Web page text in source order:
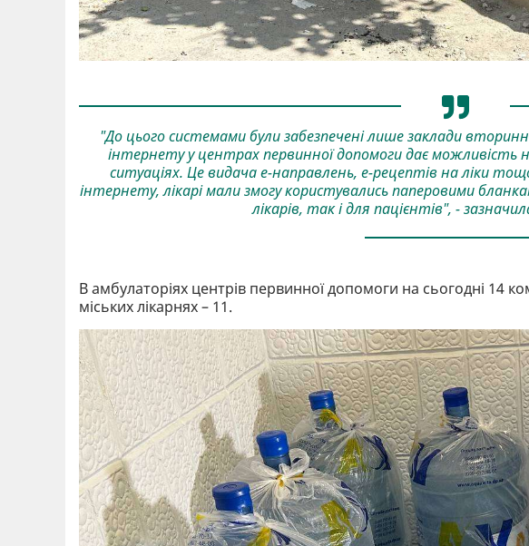
"До цього системами були забезпечені лише заклади
інтернету у центрах первинної допомоги дає можливість
ситуаціях. Це видача е-направлень, е-рецептів на ліки
інтернету, лікарі мали змогу користувались паперовими
лікарів, так і для пацієнтів", -
В амбулаторіях центрів первинної допомоги на сьогодні 14
міських лікарнях – 11.